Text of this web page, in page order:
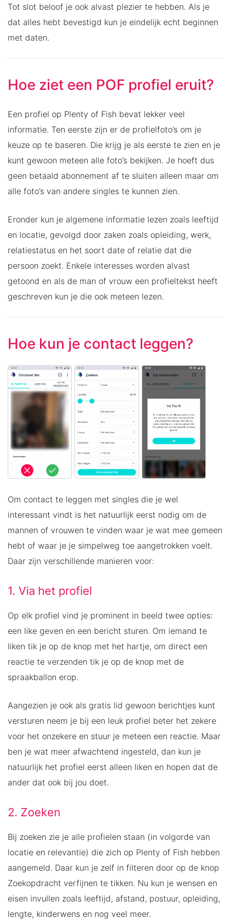
Tot slot beloof je ook alvast plezier te hebben. Als je
dat alles hebt bevestigd kun je eindelijk echt beginnen
met daten.
Hoe ziet een POF profiel eruit?
Een profiel op Plenty of Fish bevat lekker veel
informatie. Ten eerste zijn er de profielfoto’s om je
keuze op te baseren. Die krijg je als eerste te zien en je
kunt gewoon meteen alle foto’s bekijken. Je hoeft dus
geen betaald abonnement af te sluiten alleen maar om
alle foto’s van andere singles te kunnen zien.
Eronder kun je algemene informatie lezen zoals leeftijd
en locatie, gevolgd door zaken zoals opleiding, werk,
relatiestatus en het soort date of relatie dat die
persoon zoekt. Enkele interesses worden alvast
getoond en als de man of vrouw een profieltekst heeft
geschreven kun je die ook meteen lezen.
Hoe kun je contact leggen?
Om contact te leggen met singles die je wel
interessant vindt is het natuurlijk eerst nodig om de
mannen of vrouwen te vinden waar je wat mee gemeen
hebt of waar je je simpelweg toe aangetrokken voelt.
Daar zijn verschillende manieren voor:
1. Via het profiel
Op elk profiel vind je prominent in beeld twee opties:
een like geven en een bericht sturen. Om iemand te
liken tik je op de knop met het hartje, om direct een
reactie te verzenden tik je op de knop met de
spraakballon erop.
Aangezien je ook als gratis lid gewoon berichtjes kunt
versturen neem je bij een leuk profiel beter het zekere
voor het onzekere en stuur je meteen een reactie. Maar
ben je wat meer afwachtend ingesteld, dan kun je
natuurlijk het profiel eerst alleen liken en hopen dat de
ander dat ook bij jou doet.
2. Zoeken
Bij zoeken zie je alle profielen staan (in volgorde van
locatie en relevantie) die zich op Plenty of Fish hebben
aangemeld. Daar kun je zelf in filteren door op de knop
Zoekopdracht verfijnen te tikken. Nu kun je wensen en
eisen invullen zoals leeftijd, afstand, postuur, opleiding,
lengte, kinderwens en nog veel meer.